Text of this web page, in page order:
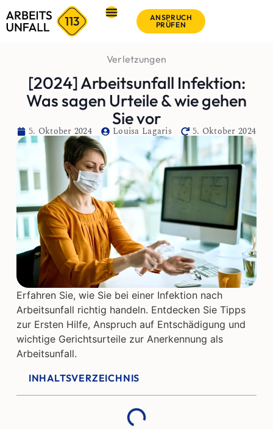
ANSPRUCH
PRÜFEN
Verletzungen
[2024] Arbeitsunfall Infektion:
Was sagen Urteile & wie gehen
Sie vor
5. Oktober 2024 Louisa Lagaris 5. Oktober 2024
Erfahren Sie, wie Sie bei einer Infektion nach
Arbeitsunfall richtig handeln. Entdecken Sie Tipps
zur Ersten Hilfe, Anspruch auf Entschädigung und
wichtige Gerichtsurteile zur Anerkennung als
Arbeitsunfall.
INHALTSVERZEICHNIS